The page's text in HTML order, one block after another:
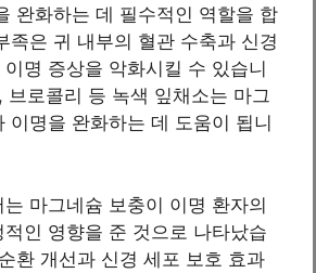
완화하는 데 필수적인 역할을 합
족은 귀 내부의 혈관 수축과 신경
명 증상을 악화시킬 수 있습니
브로콜리 등 녹색 잎채소는 마그
이명을 완화하는 데 도움이 됩니
마그네슘 보충이 이명 환자의
인 영향을 준 것으로 나타났습
환 개선과 신경 세포 보호 효과